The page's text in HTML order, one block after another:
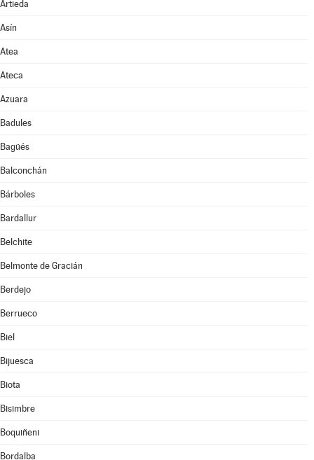
Artieda
Asín
Atea
Ateca
Azuara
Badules
Bagüés
Balconchán
Bárboles
Bardallur
Belchite
Belmonte de Gracián
Berdejo
Berrueco
Biel
Bijuesca
Biota
Bisimbre
Boquiñeni
Bordalba